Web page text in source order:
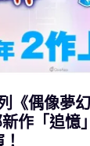
《偶像夢
作「追憶